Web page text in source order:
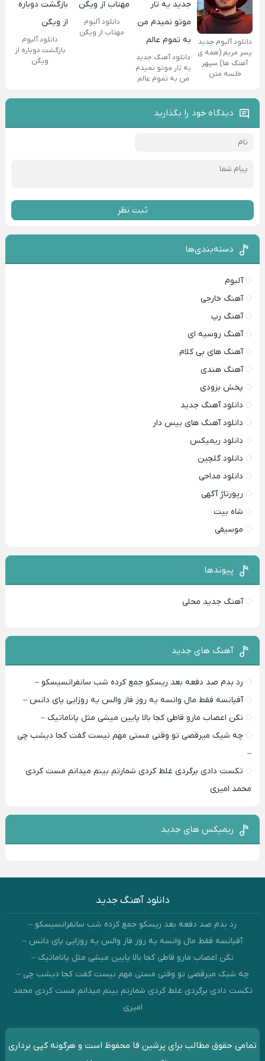
دانلود آلبوم جدید
پسر مریم (همه ی
آهنگ ها) سپهر
خلسه متن
دانلود آهنگ جدید
یه تار موتو نمیدم
من به تموم عالم
دانلود آلبوم
مهتاب از ویگن
دانلود آلبوم
بازگشت دوباره از
ویگن
دیدگاه خود را بگذارید
ثبت نظر
دسته‌بندی‌ها
آلبوم
آهنگ خارجی
آهنگ رپ
آهنگ روسیه ای
آهنگ های بی کلام
آهنگ هندی
پخش بزودی
دانلود آهنگ جدید
دانلود آهنگ های بیس دار
دانلود ریمیکس
دانلود گلچین
دانلود مداحی
رپورتاژ آگهی
شاه بیت
موسیقی
پیوندها
آهنگ جدید محلی
آهنگ های جدید
رد بدم صد دفعه بعد ریسکو جمع کرده شب سانفرانسیسکو –
آفیانسه فقط مال وانسه یه روز فاز والس یه روزایی پای دانس –
نکن اعصاب مارو قاطی کجا بالا پایین میشی مثل پاناماتیک –
چه شیک میرقصی تو وقتی مستی مهم نیست گفت کجا دیشب چی
–
تکست دادی برگردی غلط کردی شمارتم بینم میدانم مست کردی
محمد امیری
ریمیکس های جدید
دانلود آهنگ جدید
رد بدم صد دفعه بعد ریسکو جمع کرده شب سانفرانسیسکو –
آفیانسه فقط مال وانسه یه روز فاز والس یه روزایی پای دانس –
نکن اعصاب مارو قاطی کجا بالا پایین میشی مثل پاناماتیک –
چه شیک میرقصی تو وقتی مستی مهم نیست گفت کجا دیشب چی –
تکست دادی برگردی غلط کردی شمارتم بینم میدانم مست کردی محمد
امیری
تمامی حقوق مطالب برای پرشین فا محفوظ است و هرگونه کپی برداری